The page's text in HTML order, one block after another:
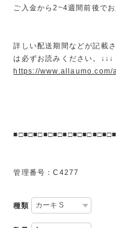
ご入金から2~4週間前後でお
詳しい配送期間などが記載
は必ずお読みください。↓↓↓
https://www.allaumo.com/
管理番号：C4277
種類